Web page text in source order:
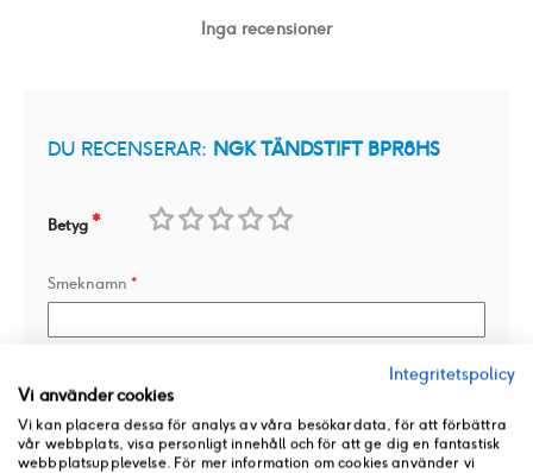
Inga recensioner
DU RECENSERAR: NGK TÄNDSTIFT BPR8HS
Betyg
Smeknamn
Integritetspolicy
Vi använder cookies
Vi kan placera dessa för analys av våra besökardata, för att förbättra
vår webbplats, visa personligt innehåll och för att ge dig en fantastisk
webbplatsupplevelse. För mer information om cookies använder vi